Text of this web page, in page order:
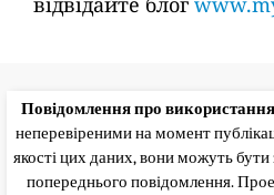
Повідомлення про використання
неперевіреними на момент
якості цих даних, вони можуть бути
попереднього повідомлення.